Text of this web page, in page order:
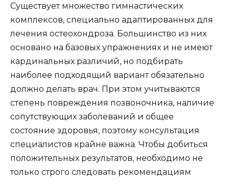
Существует множество гимнастических
комплексов, специально адаптированных для
лечения остеохондроза. Большинство из них
основано на базовых упражнениях и не имеют
кардинальных различий, но подбирать
наиболее подходящий вариант обязательно
должно делать врач. При этом учитываются
степень повреждения позвоночника, наличие
сопутствующих заболеваний и общее
состояние здоровья, поэтому консультация
специалистов крайне важна. Чтобы добиться
положительных результатов, необходимо не
только строго следовать рекомендациям